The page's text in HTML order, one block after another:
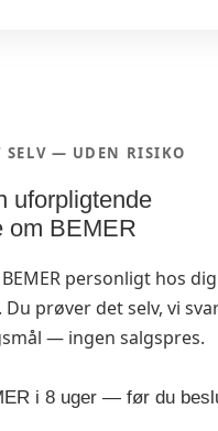
SELV — UDEN RISIKO
uforpligtende
om BEMER
personligt hos
Du prøver det selv, vi
— ingen salgspres.
i 8 uger — før du